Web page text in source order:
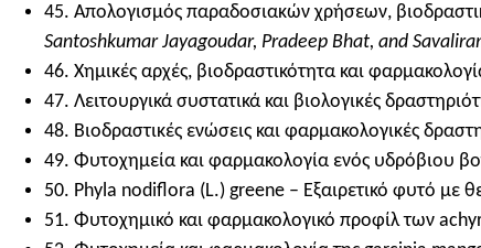
45. Απολογισμός παραδοσιακών χρήσεων,
Santoshkumar Jayagoudar, Pradeep Bhat, and
46. ​​Χημικές αρχές, βιοδραστικότητα και
47. Λειτουργικά συστατικά και βιολογικές
48. Βιοδραστικές ενώσεις και φαρμακολογικές
49. Φυτοχημεία και φαρμακολογία ενός υδρόβιου
50. Phyla nodiflora (L.) greene – Εξαιρετικό φυτό με
51. Φυτοχημικό και φαρμακολογικό προφίλ των